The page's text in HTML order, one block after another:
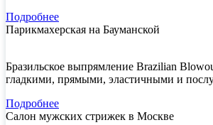
Подробнее
Парикмахерская на Бауманской
Бразильское выпрямление Brazilian
гладкими, прямыми, эластичными и
Подробнее
Салон мужских стрижек в Москве